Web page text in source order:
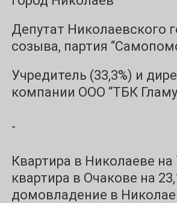
Депутат Николаевского
созыва, партия
Учредитель (33,3%) и
компании ООО “ТБК
-
Квартира в Николаеве на
квартира в Очакове на
домовладение в